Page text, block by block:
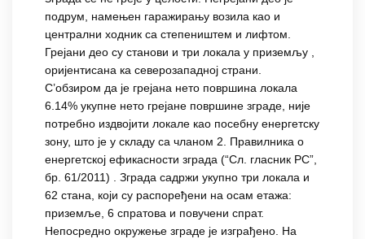
подрум, намењен гаражирању возила као и
централни ходник са степеништем и лифтом.
Грејани део су станови и три локала у приземљу ,
оријентисана ка северозападној страни.
С’обзиром да је грејана нето површина локала
6.14% укупне нето грејане површине зграде, није
потребно издвојити локале као посебну енергетску
зону, што је у складу са чланом 2. Правилника о
енергетској ефикасности зграда (“Сл. гласник РС”,
бр. 61/2011) . Зграда садржи укупно три локала и
62 стана, који су распоређени на осам етажа:
приземље, 6 спратова и повучени спрат.
Непосредно окружење зграде је изграђено. На